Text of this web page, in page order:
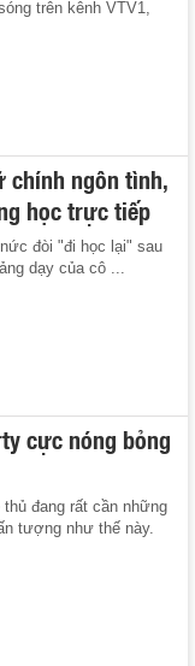
trên kênh VTV1,
ngôn tình,
học trực tiếp
đòi "đi học lại" sau
dạy của cô ...
cực nóng bỏng
thủ đang rất cần những
tượng như thế này.